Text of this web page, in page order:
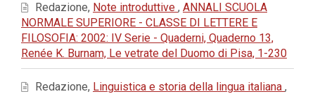
Redazione, Note introduttive , ANNALI SCUOLA
NORMALE SUPERIORE - CLASSE DI LETTERE E
FILOSOFIA: 2002: IV Serie - Quaderni, Quaderno 13,
Renée K. Burnam, Le vetrate del Duomo di Pisa, 1-230
Redazione, Linguistica e storia della lingua italiana ,